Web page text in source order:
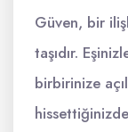
Güven, bir
taşıdır.
birbirinize